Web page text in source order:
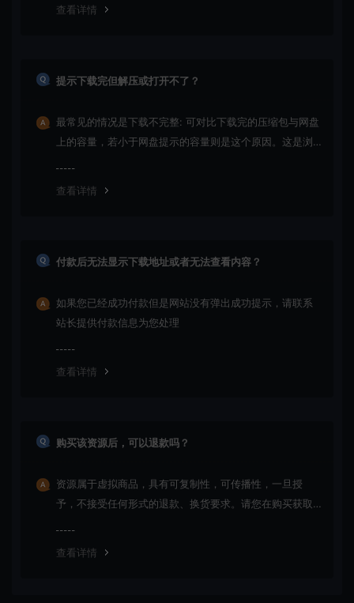
查看详情
提示下载完但解压或打开不了？
最常见的情况是下载不完整: 可对比下载完的压缩包与网盘
上的容量，若小于网盘提示的容量则是这个原因。这是浏
查看详情
付款后无法显示下载地址或者无法查看内容？
如果您已经成功付款但是网站没有弹出成功提示，请联系
站长提供付款信息为您处理
查看详情
购买该资源后，可以退款吗？
资源属于虚拟商品，具有可复制性，可传播性，一旦授
予，不接受任何形式的退款、换货要求。请您在购买获取
查看详情